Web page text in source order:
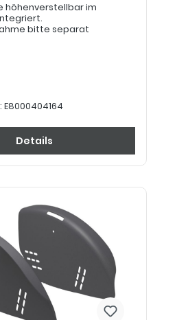
höhenverstellbar im
bitte separat
E8000404164
Details